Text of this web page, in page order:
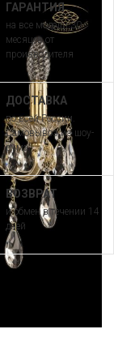
ГАРАНТИЯ
на все модели 30
месяцев от
производителя
ДОСТАВКА
по всей России.
Самовывоз из шоу-
рума
ВОЗВРАТ
и обмен в течении 14
дней